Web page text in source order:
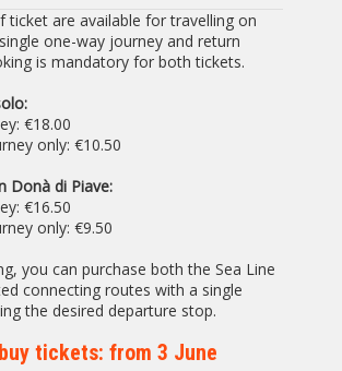
ticket are available for travelling on
one-way journey and return
is mandatory for both tickets.
€18.00
only: €10.50
Donà di Piave:
€16.50
only: €9.50
you can purchase both the Sea Line
connecting routes with a single
the desired departure stop.
tickets: from 3 June